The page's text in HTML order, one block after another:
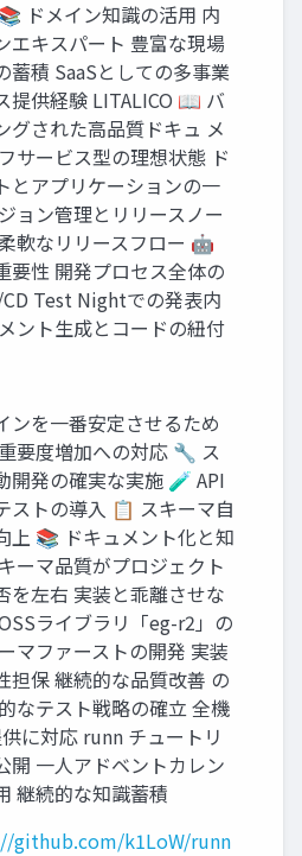
ドメイン知識の活用 内
エキスパート 豊富な現場
蓄積 SaaSとしての多事業
提供経験 LITALICO 📖 バ
グされた高品質ドキュ メ
サービス型の理想状態 ド
とアプリケーションの一
ョン管理とリリースノー
軟なリリースフロー 🤖
要性 開発プロセス全体の
Test Nightでの発表内
ント生成とコードの紐付
ンを一番安定させるため
要度増加への対応 🔧 ス
開発の確実な実施 🧪 API
ストの導入 📋 スキーマ自
上 📚 ドキュメント化と知
ーマ品質がプロジェクト
を左右 実装と乖離させな
ライブラリ「eg-r2」の
マファーストの開発 実装
担保 継続的な品質改善 の
なテスト戦略の確立 全機
に対応 runn チュートリ
開 一人アドベントカレン
継続的な知識蓄積
github.com/k1LoW/runn